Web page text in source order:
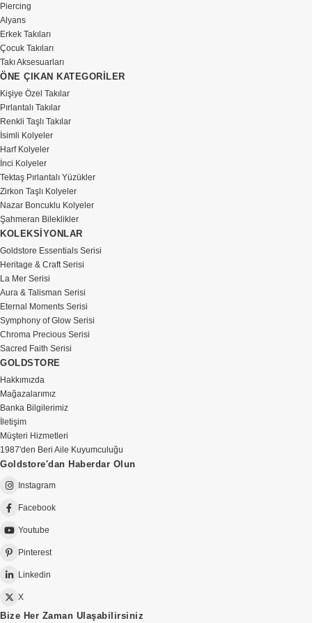
Piercing
Alyans
Erkek Takıları
Çocuk Takıları
Takı Aksesuarları
ÖNE ÇIKAN KATEGORİLER
Kişiye Özel Takılar
Pırlantalı Takılar
Renkli Taşlı Takılar
İsimli Kolyeler
Harf Kolyeler
İnci Kolyeler
Tektaş Pırlantalı Yüzükler
Zirkon Taşlı Kolyeler
Nazar Boncuklu Kolyeler
Şahmeran Bileklikler
KOLEKSİYONLAR
Goldstore Essentials Serisi
Heritage & Craft Serisi
La Mer Serisi
Aura & Talisman Serisi
Eternal Moments Serisi
Symphony of Glow Serisi
Chroma Precious Serisi
Sacred Faith Serisi
GOLDSTORE
Hakkımızda
Mağazalarımız
Banka Bilgilerimiz
İletişim
Müşteri Hizmetleri
1987'den Beri Aile Kuyumculuğu
Goldstore'dan Haberdar Olun
Instagram
Facebook
Youtube
Pinterest
Linkedin
X
Bize Her Zaman Ulaşabilirsiniz